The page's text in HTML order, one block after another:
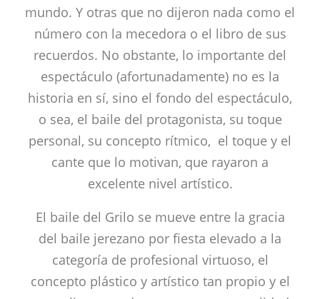
mundo. Y otras que no dijeron nada como el
número con la mecedora o el libro de sus
recuerdos. No obstante, lo importante del
espectáculo (afortunadamente) no es la
historia en sí, sino el fondo del espectáculo,
o sea, el baile del protagonista, su toque
personal, su concepto rítmico, el toque y el
cante que lo motivan, que rayaron a
excelente nivel artístico.
El baile del Grilo se mueve entre la gracia
del baile jerezano por fiesta elevado a la
categoría de profesional virtuoso, el
concepto plástico y artístico tan propio y el